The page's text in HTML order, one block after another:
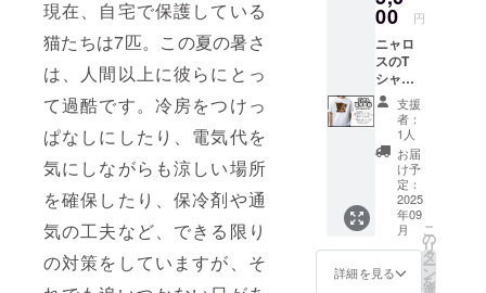
現在、自宅で保護している
猫たちは7匹。この夏の暑さ
は、人間以上に彼らにとっ
て過酷です。冷房をつけっ
ぱなしにしたり、電気代を
気にしながらも涼しい場所
を確保したり、保冷剤や通
気の工夫など、できる限り
の対策をしていますが、そ
開し、食を
通じて日常
に小さな喜
びを届けて
います。
保護猫活動
と食の取り
組み、その
両輪を大切
にしなが
ら、安心し
をお送
りしま
す。 形
式：デ
ジタル
写真
（ダウ
ンロー
ド形
式） お
届け方
法：
メール
または
LINEに
てお送
00 円
ニャロ
スのT
シャツ
で、さ
りげな
く猫支
援。 愛
猫「ル
ンちゃ
ん（生
後2週間
頃）」
の写真
を使っ
支援
者：
1人
お届
け予
定：
2025
年09
月
詳細を見る
こ
の
リ
タ
ー
ン
を